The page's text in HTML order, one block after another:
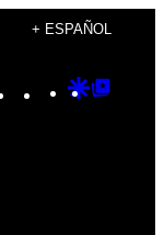
+ ESPAÑOL
Instagram
TikTok
YouTube
Google